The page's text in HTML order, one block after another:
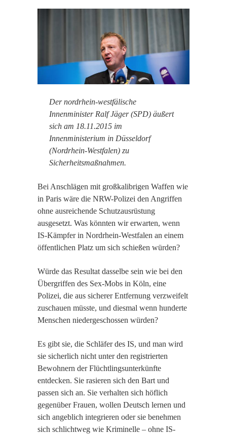
Der nordrhein-westfälische
Innenminister Ralf Jäger (SPD) äußert
sich am 18.11.2015 im
Innenministerium in Düsseldorf
(Nordrhein-Westfalen) zu
Sicherheitsmaßnahmen.
Bei Anschlägen mit großkalibrigen Waffen wie
in Paris wäre die NRW-Polizei den Angriffen
ohne ausreichende Schutzausrüstung
ausgesetzt. Was könnten wir erwarten, wenn
IS-Kämpfer in Nordrhein-Westfalen an einem
öffentlichen Platz um sich schießen würden?
Würde das Resultat dasselbe sein wie bei den
Übergriffen des Sex-Mobs in Köln, eine
Polizei, die aus sicherer Entfernung verzweifelt
zuschauen müsste, und diesmal wenn hunderte
Menschen niedergeschossen würden?
Es gibt sie, die Schläfer des IS, und man wird
sie sicherlich nicht unter den registrierten
Bewohnern der Flüchtlingsunterkünfte
entdecken. Sie rasieren sich den Bart und
passen sich an. Sie verhalten sich höflich
gegenüber Frauen, wollen Deutsch lernen und
sich angeblich integrieren oder sie benehmen
sich schlichtweg wie Kriminelle – ohne IS-